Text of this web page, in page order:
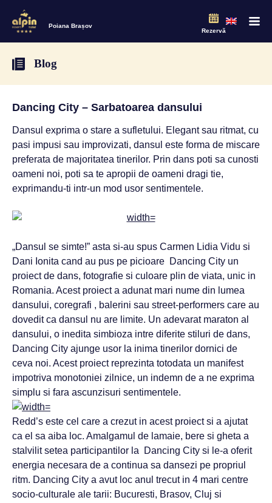
Poiana Brașov
Rezervă
Blog
Dancing City – Sarbatoarea dansului
Dansul exprima o stare a sufletului. Elegant sau ritmat, cu
pasi impusi sau improvizati, dansul este forma de miscare
preferata de majoritatea tinerilor. Prin dans poti sa cunosti
oameni noi, poti sa te apropii de oameni dragi tie,
exprimandu-ti intr-un mod usor sentimentele.
„Dansul se simte!” asta si-au spus Carmen Lidia Vidu si
Dani Ionita cand au pus pe picioare Dancing City un
proiect de dans, fotografie si culoare plin de viata, unic in
Romania. Acest proiect a adunat mari nume din lumea
dansului, coregrafi , balerini sau street-performers care au
dovedit ca dansul nu are limite. Un adevarat maraton al
dansului, o inedita simbioza intre diferite stiluri de dans,
Dancing City ajunge usor la inima tinerilor dornici de
ceva noi. Acest proiect reprezinta totodata un manifest
impotriva monotoniei zilnice, un indemn de a ne exprima
simplu si fara ascunzisuri sentimentele.
Redd’s este cel care a crezut in acest proiect si a ajutat
ca el sa aiba loc. Amalgamul de lamaie, bere si gheta a
stalvilit setea participantilor la Dancing City si le-a oferit
energia necesara de a continua sa dansezi pe propriul
ritm. Dancing City a avut loc anul trecut in 4 mari centre
socio-culturale ale tarii: Bucuresti, Brasov, Cluj si